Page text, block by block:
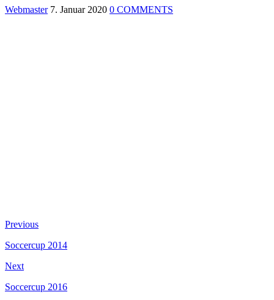
Webmaster 7. Januar 2020 0 COMMENTS
Beitragsnavigation
PreviousPrevious
Soccercup 2014
NextNext
Soccercup 2016